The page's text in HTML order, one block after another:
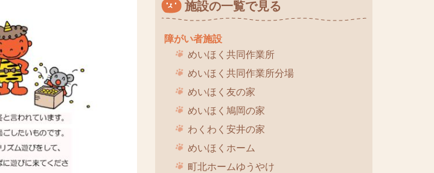
施設の一覧で見る
障がい者施設
めいほく共同作業所
めいほく共同作業所分場
めいほく友の家
めいほく鳩岡の家
わくわく安井の家
めいほくホーム
町北ホームゆうやけ